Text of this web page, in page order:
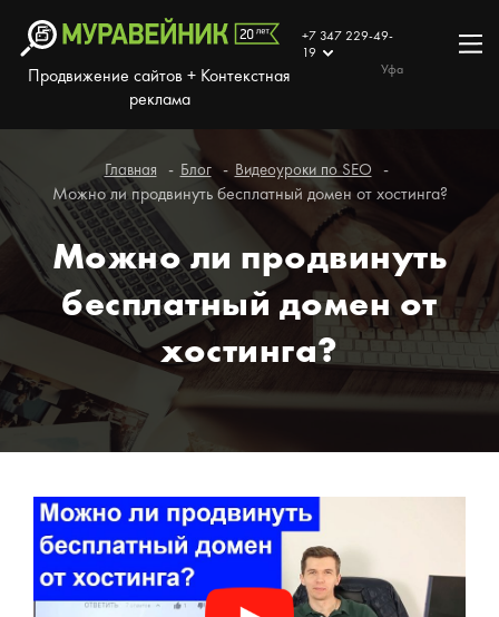
Продвижение сайтов + Контекстная
реклама
+7 347 229-49-
19
Уфа
Главная Блог Видеоуроки по SEO
Можно ли продвинуть бесплатный домен от хостинга?
Можно ли продвинуть
бесплатный домен от
хостинга?